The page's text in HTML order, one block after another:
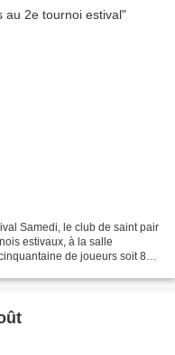
Samedi, le club de saint pair
estivaux, à la salle
de joueurs soit 80